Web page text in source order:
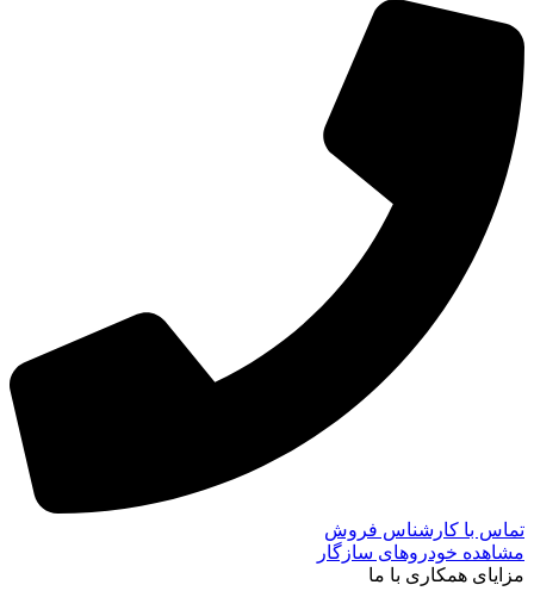
تماس با کارشناس فروش
مشاهده خودروهای سازگار
مزایای همکاری با ما